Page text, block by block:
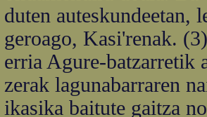
duten auteskundeetan,
geroago, Kasi'renak.
erria Agure-batzarretik
zerak lagunabarraren
ikasika baitute gaitza